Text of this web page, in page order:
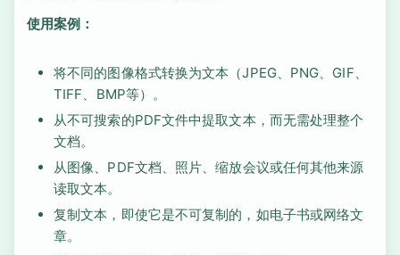
使用案例：
将不同的图像格式转换为文本（JPEG、PNG、GIF、
TIFF、BMP等）。
从不可搜索的PDF文件中提取文本，而无需处理整个
文档。
从图像、PDF文档、照片、缩放会议或任何其他来源
读取文本。
复制文本，即使它是不可复制的，如电子书或网络文
章。